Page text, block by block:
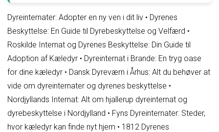
Dyreinternater: Adopter en ny ven i dit liv • Dyrenes
Beskyttelse: En Guide til Dyrebeskyttelse og Velfærd •
Roskilde Internat og Dyrenes Beskyttelse: Din Guide til
Adoption af Kæledyr • Dyreinternat i Brande: En tryg oase
for dine kæledyr • Dansk Dyreværn i Århus: Alt du behøver at
vide om dyreinternater og dyrenes beskyttelse •
Nordjyllands Internat: Alt om hjallerup dyreinternat og
dyrebeskyttelse i Nordjylland • Fyns Dyreinternater: Steder,
hvor kæledyr kan finde nyt hjem • 1812 Dyrenes